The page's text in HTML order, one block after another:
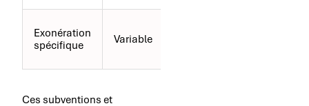
Exonération
spécifique
Variable
Ces subventions et